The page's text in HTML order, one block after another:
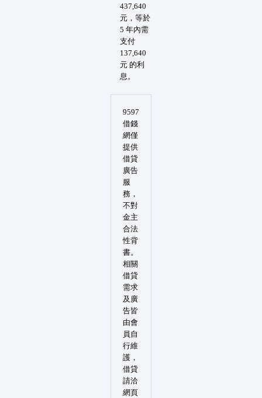
437,640
元，等於
5 年內需
支付
137,640
元 的利
息。
9597
借錢
網僅
提供
借貸
廣告
服
務，
不對
金主
合法
性背
書。
相關
借貸
需求
及廣
告皆
由會
員自
行維
護，
借貸
請洽
網頁